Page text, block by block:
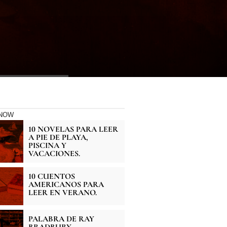
10 NOVELAS PARA LEER
A PIE DE PLAYA,
PISCINA Y
VACACIONES.
10 CUENTOS
AMERICANOS PARA
LEER EN VERANO.
PALABRA DE RAY